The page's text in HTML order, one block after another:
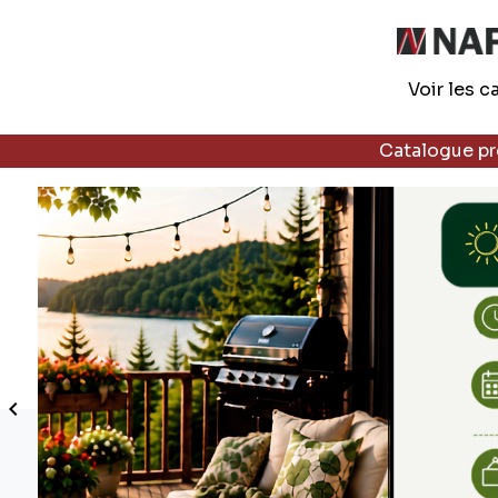
Voir les
Catalogue
 Précédent